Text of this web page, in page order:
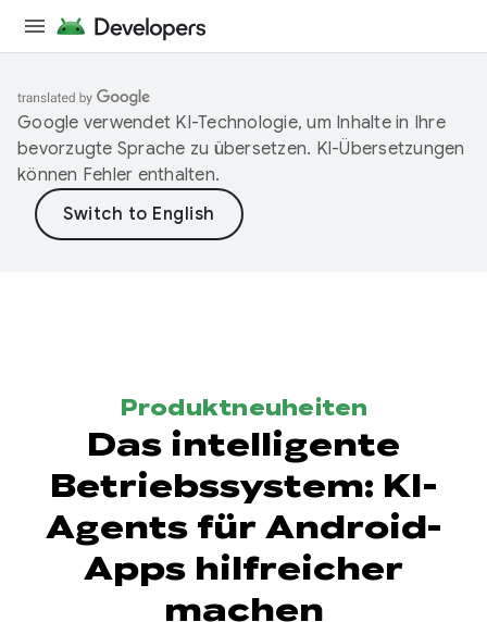
Google verwendet KI-Technologie, um Inhalte in Ihre
bevorzugte Sprache zu übersetzen. KI-Übersetzungen
können Fehler enthalten.
Produktneuheiten
Das intelligente
Betriebssystem: KI-
Agents für Android-
Apps hilfreicher
machen